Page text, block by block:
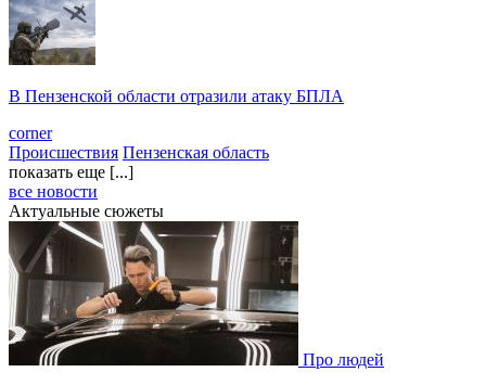
В Пензенской области отразили атаку БПЛА
corner
Происшествия Пензенская область
показать еще [...]
все новости
Актуальные сюжеты
Про людей